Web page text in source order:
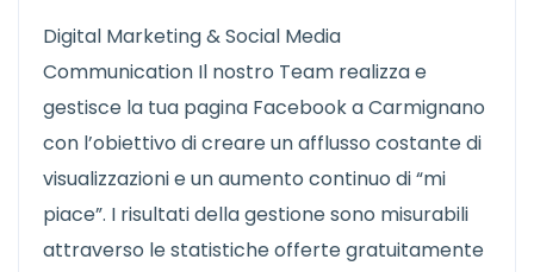
Digital Marketing & Social Media
Communication Il nostro Team realizza e
gestisce la tua pagina Facebook a Carmignano
con l’obiettivo di creare un afflusso costante di
visualizzazioni e un aumento continuo di “mi
piace”. I risultati della gestione sono misurabili
attraverso le statistiche offerte gratuitamente